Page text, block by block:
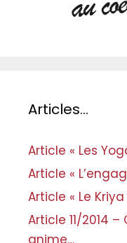
Articles…
Article « Les
Article «
Article « Le
Article 11/2014
anime…